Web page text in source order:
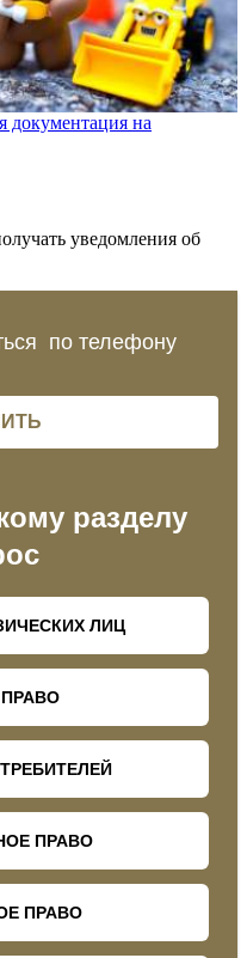
документация на
уведомления об